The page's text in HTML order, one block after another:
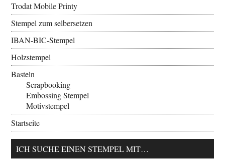
Trodat Mobile Printy
Stempel zum selbersetzen
IBAN-BIC-Stempel
Holzstempel
Basteln
Scrapbooking
Embossing Stempel
Motivstempel
Startseite
ICH SUCHE EINEN STEMPEL MIT…